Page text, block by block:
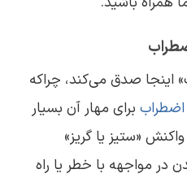
صدق می‌کند، چراکه
اضطراب برای مهار آن بسیار
«ستیز یا گریز»
در مواجهه با خطر یا راه